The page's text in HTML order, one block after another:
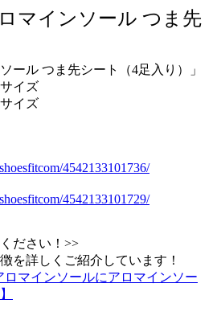
マインソール つま先
ール つま先シート（4足入り）」
サイズ
イズ
4542133101736/
4542133101729/
ださい！>>
を詳しくご紹介しています！
ロマインソールにアロマインソー